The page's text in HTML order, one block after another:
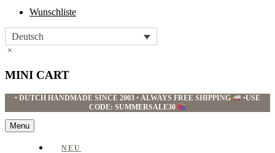
Wunschliste
Deutsch
MINI CART
•DUTCH HANDMADE SINCE 2003 • ALWAYS FREE SHIPPING •USE
CODE: SUMMERSALE30
Menu
NEU